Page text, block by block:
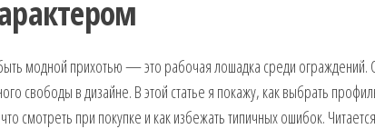
модной прихотью — это рабочая лошадка среди ограждений.
свободы в дизайне. В этой статье я покажу, как выбрать
смотреть при покупке и как избежать типичных ошибок.